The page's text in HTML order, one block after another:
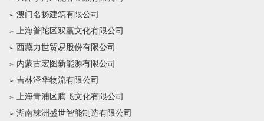
澳门名扬建筑有限公司
上海普陀区双赢文化有限公司
西藏力世贸易股份有限公司
内蒙古宏图新能源有限公司
吉林泽华物流有限公司
上海青浦区腾飞文化有限公司
湖南株洲盛世智能制造有限公司